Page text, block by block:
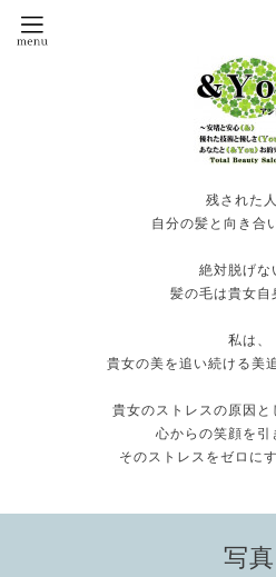
残された
自分の髪と向き合
絶対脱げな
髪の毛は貴女自
私は、
貴女の美を追い続ける美
貴女のストレスの原因と
心からの笑顔を引
そのストレスをゼロに
写真